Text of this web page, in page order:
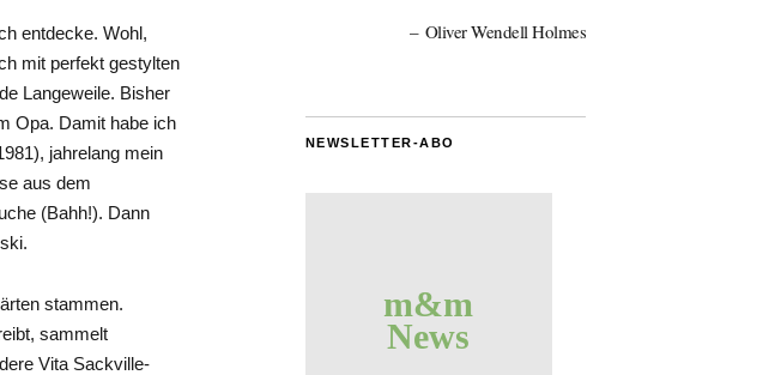
entdecke. Wohl,
mit perfekt gestylten
Langeweile. Bisher
Opa. Damit habe ich
jahrelang mein
aus dem
(Bahh!). Dann
stammen.
sammelt
Vita Sackville-
Oliver Wendell Holmes
NEWSLETTER-ABO
m&m
News